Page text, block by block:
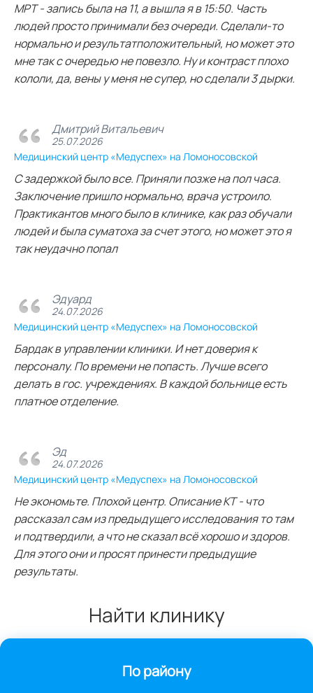
МРТ - запись была на 11, а вышла я в 15:50. Часть
людей просто принимали без очереди. Сделали-то
нормально и результатположительный, но может это
мне так с очередью не повезло. Ну и контраст плохо
кололи, да, вены у меня не супер, но сделали 3 дырки.
Дмитрий Витальевич
25.07.2026
Медицинский центр «Медуспех» на Ломоносовской
С задержкой было все. Приняли позже на пол часа.
Заключение пришло нормально, врача устроило.
Практикантов много было в клинике, как раз обучали
людей и была суматоха за счет этого, но может это я
так неудачно попал
Эдуард
24.07.2026
Медицинский центр «Медуспех» на Ломоносовской
Бардак в управлении клиники. И нет доверия к
персоналу. По времени не попасть. Лучше всего
делать в гос. учреждениях. В каждой больнице есть
платное отделение.
Эд
24.07.2026
Медицинский центр «Медуспех» на Ломоносовской
Не экономьте. Плохой центр. Описание КТ - что
рассказал сам из предыдущего исследования то там
и подтвердили, а что не сказал всё хорошо и здоров.
Для этого они и просят принести предыдущие
результаты.
Найти клинику
По району